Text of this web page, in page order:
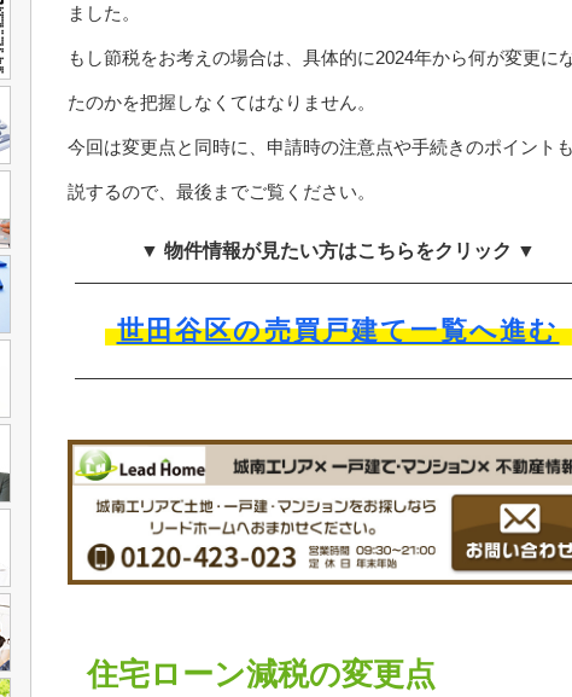
ました。
もし節税をお考えの場合は、具体的に2024年から何が変更に
たのかを把握しなくてはなりません。
今回は変更点と同時に、申請時の注意点や手続きのポイント
説するので、最後までご覧ください。
▼ 物件情報が見たい方はこちらをクリック ▼
世田谷区の売買戸建て一覧へ進む
住宅ローン減税の変更点